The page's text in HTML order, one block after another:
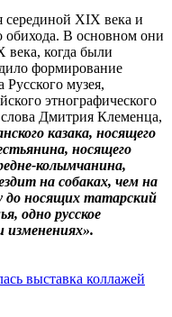
серединой XIX века и
В основном они
века, когда были
формирование
Русского музея,
этнографического
Дмитрия Клеменца,
казака, носящего
носящего
колымчанина,
на собаках, чем на
до носящих татарский
одно русское
изменениях».
выставка коллажей